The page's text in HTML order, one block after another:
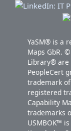
YaSM® is a
Maps GbR.
Library® are
PeopleCert
trademark of
registered
Capability
trademarks
USMBOK™